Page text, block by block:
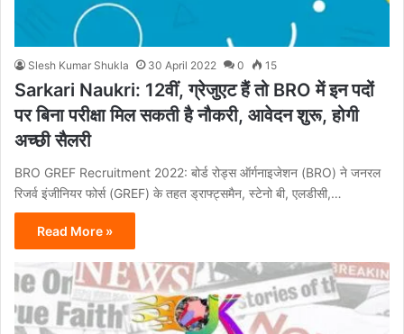
Slesh Kumar Shukla 30 April 2022 0 15
Sarkari Naukri: 12वीं, ग्रेजुएट हैं तो BRO में इन पदों
पर बिना परीक्षा मिल सकती है नौकरी, आवेदन शुरू, होगी
अच्छी सैलरी
BRO GREF Recruitment 2022: बोर्ड रोड्स ऑर्गनाइजेशन (BRO) ने जनरल
रिजर्व इंजीनियर फोर्स (GREF) के तहत ड्राफ्ट्समैन, स्टेनो बी, एलडीसी,…
Read More »